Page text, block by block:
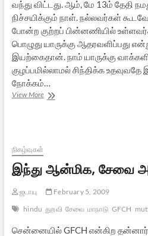
வந்து விட்டது. ஆம், மே 13ம் தேதி
நிச்சயிக்கும் நாள். நல்லவர்கள்
போன்ற குற்றப் பின்னணியில்
பொழுது யாருக்கு ஆதரவளிப்பது
இயற்கைதான். நாம் யாருக்கு
குழப்பமில்லாமல் சிந்திக்க
நோக்கம்…
View Moreபாராளுமன்றத்
நிகழ்வுகள்
இந்து ஆன்மிக, சேவை
ஜடாயு
February 5, 2009
hindu துறவி சேவை மாநாடு GFCH
சென்னையில் GFCH என்கிற தன்னார்வ